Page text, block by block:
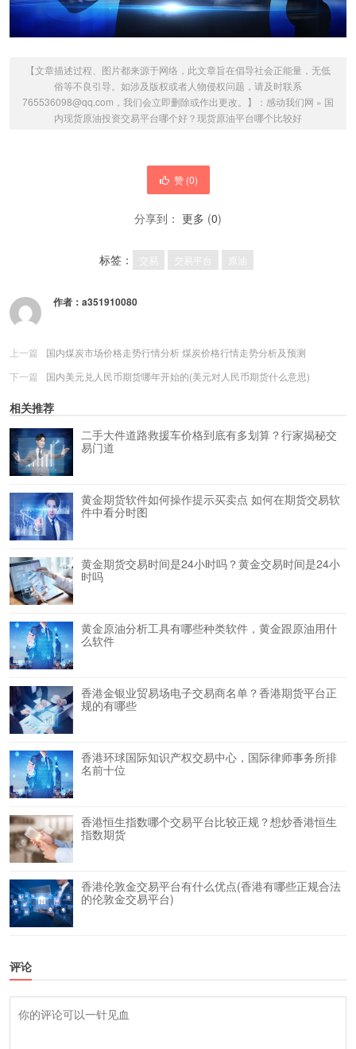
【文章描述过程、图片都来源于网络，此文章旨在倡导社会正能量，无低
俗等不良引导。如涉及版权或者人物侵权问题，请及时联系
765536098@qq.com，我们会立即删除或作出更改。】： 感动我们网 » 国
内现货原油投资交易平台哪个好？现货原油平台哪个比较好
赞 (0)
分享到： 更多 (0)
标签：
作者： a351910080
上一篇
国内煤炭市场价格走势行情分析 煤炭价格行情走势分析及预测
下一篇
国内美元兑人民币期货哪年开始的(美元对人民币期货什么意思)
相关推荐
二手大件道路救援车价格到底有多划算？行家揭秘交
易门道
黄金期货软件如何操作提示买卖点 如何在期货交易软
件中看分时图
黄金期货交易时间是24小时吗？黄金交易时间是24小
时吗
黄金原油分析工具有哪些种类软件，黄金跟原油用什
么软件
香港金银业贸易场电子交易商名单？香港期货平台正
规的有哪些
香港环球国际知识产权交易中心，国际律师事务所排
名前十位
香港恒生指数哪个交易平台比较正规？想炒香港恒生
指数期货
香港伦敦金交易平台有什么优点(香港有哪些正规合法
的伦敦金交易平台)
评论